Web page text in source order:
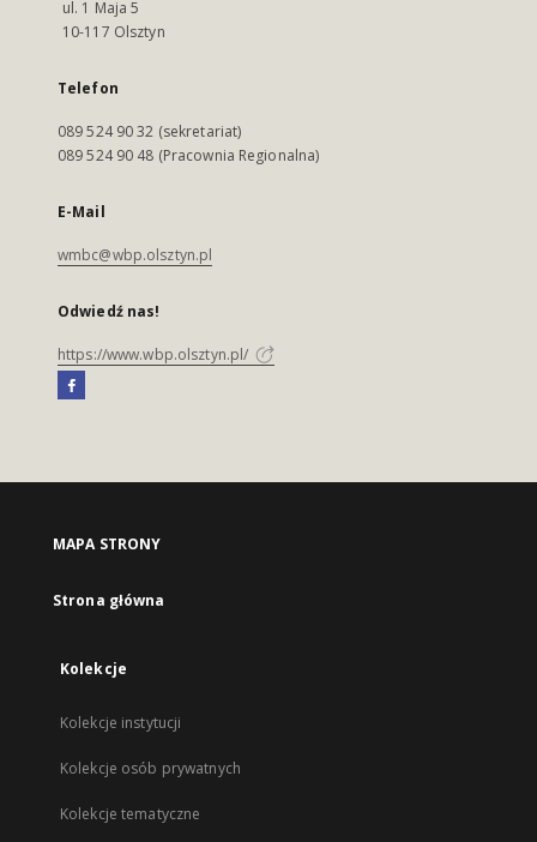
ul. 1 Maja 5
10-117 Olsztyn
Telefon
089 524 90 32 (sekretariat)
089 524 90 48 (Pracownia Regionalna)
E-Mail
wmbc@wbp.olsztyn.pl
Odwiedź nas!
https://www.wbp.olsztyn.pl/
MAPA STRONY
Strona główna
Kolekcje
Kolekcje instytucji
Kolekcje osób prywatnych
Kolekcje tematyczne